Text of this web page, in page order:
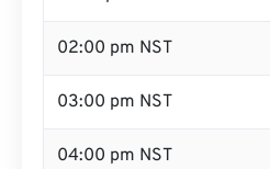
02:00 pm NST
03:00 pm NST
04:00 pm NST